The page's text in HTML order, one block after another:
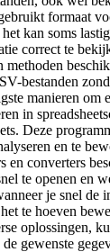
formaat
kan soms
correct te
methoden
bestanden
manieren om
in
Deze
en te
en converters
te openen en
je snel de
te hoeven
oplossingen,
gewenste